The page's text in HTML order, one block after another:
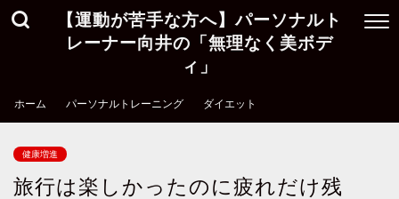
【運動が苦手な方へ】パーソナルト
レーナー向井の「無理なく美ボデ
ィ」
ホーム パーソナルトレーニング ダイエット
健康増進
旅行は楽しかったのに疲れだけ残